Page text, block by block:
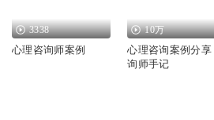
3338
心理咨询师案例
10万
心理咨询案例分享
询师手记